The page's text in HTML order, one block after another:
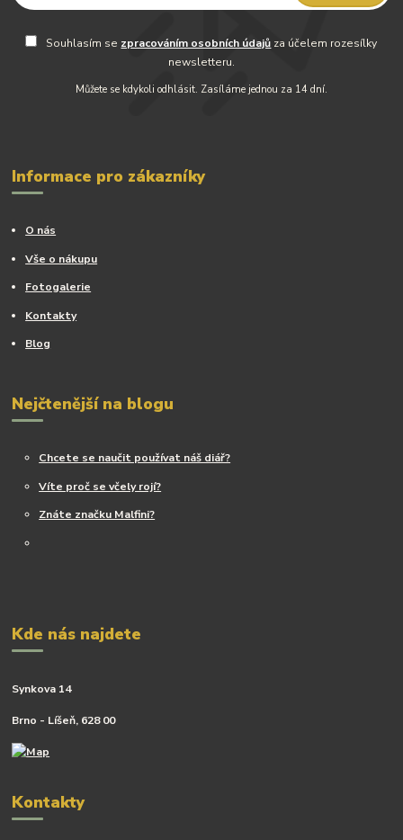
Souhlasím se zpracováním osobních údajů za účelem rozesílky
newsletteru.
Můžete se kdykoli odhlásit. Zasíláme jednou za 14 dní.
Informace pro zákazníky
O nás
Vše o nákupu
Fotogalerie
Kontakty
Blog
Nejčtenější na blogu
Chcete se naučit používat náš diář?
Víte proč se včely rojí?
Znáte značku Malfini?
Kde nás najdete
Synkova 14
Brno - Líšeň, 628 00
Kontakty